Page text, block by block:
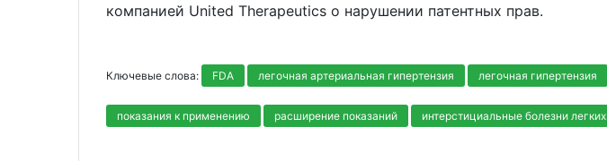
компанией United Therapeutics о нарушении патентных прав.
Ключевые слова: FDA легочная артериальная гипертензия легочная гипертензия
показания к применению расширение показаний интерстициальные болезни легких